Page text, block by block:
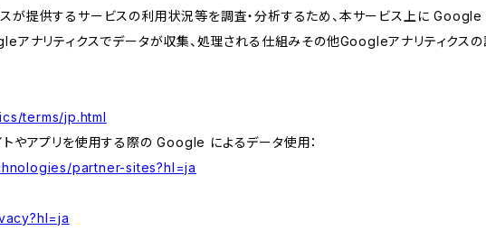
ビスが提供するサービスの利用状況等を調査・分析するため、本サービス上に
アナリティクスでデータが収集、処理される仕組みその他Googleアナリティクスの
terms/jp.html
やアプリを使用する際の Google によるデータ使用：
partner-sites?hl=ja